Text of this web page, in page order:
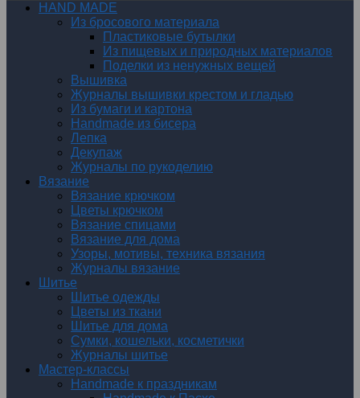
HAND MADE
Из бросового материала
Пластиковые бутылки
Из пищевых и природных материалов
Поделки из ненужных вещей
Вышивка
Журналы вышивки крестом и гладью
Из бумаги и картона
Handmade из бисера
Лепка
Декупаж
Журналы по рукоделию
Вязание
Вязание крючком
Цветы крючком
Вязание спицами
Вязание для дома
Узоры, мотивы, техника вязания
Журналы вязание
Шитье
Шитье одежды
Цветы из ткани
Шитье для дома
Сумки, кошельки, косметички
Журналы шитье
Мастер-классы
Handmade к праздникам